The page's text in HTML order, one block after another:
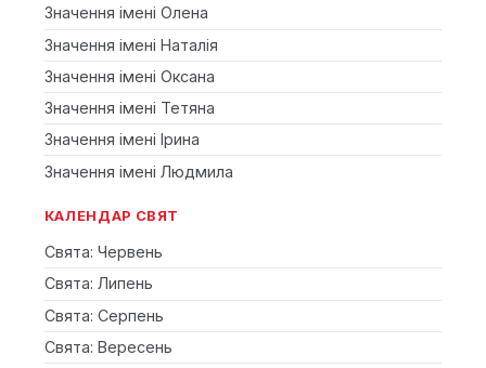
Значення імені Олена
Значення імені Наталія
Значення імені Оксана
Значення імені Тетяна
Значення імені Ірина
Значення імені Людмила
КАЛЕНДАР СВЯТ
Свята: Червень
Свята: Липень
Свята: Серпень
Свята: Вересень